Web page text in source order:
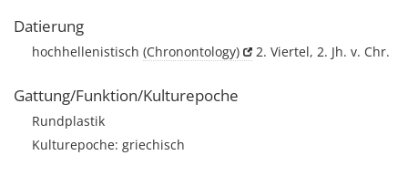
Datierung
hochhellenistisch (Chronontology) 2. Viertel, 2. Jh. v. Chr.
Gattung/Funktion/Kulturepoche
Rundplastik
Kulturepoche: griechisch